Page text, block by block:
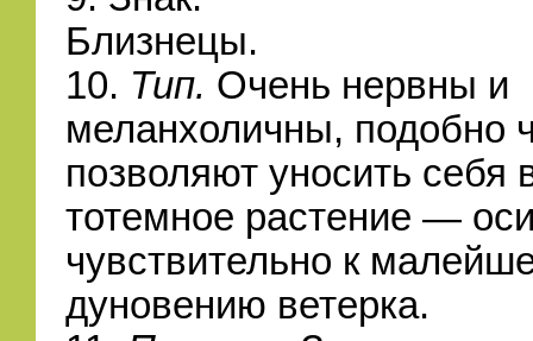
Близнецы.
10. Тип. Очень нервны и
меланхоличны, подобно
позволяют уносить себя
тотемное растение —
чувствительно к
дуновению ветерка.